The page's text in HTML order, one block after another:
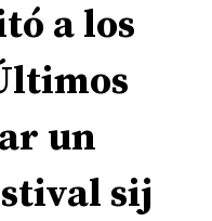
a los
un
sij